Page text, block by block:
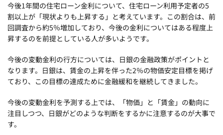
今後1年間の住宅ローン金利について、住宅ローン利用予定者の5
割以上が「現状よりも上昇する」と考えています。この割合は、前
回調査から約5％増加しており、今後の金利についてはある程度上
昇するのを前提としている人が多いようです。
今後の変動金利の行方については、日銀の金融政策がポイントと
なります。日銀は、賃金の上昇を伴った2％の物価安定目標を掲げ
ており、この目標の達成ために金融緩和を継続してきました。
今後の変動金利を予測する上では、「物価」と「賃金」の動向に
注目しつつ、日銀がどのような判断をするかに注意するのが大事で
す。